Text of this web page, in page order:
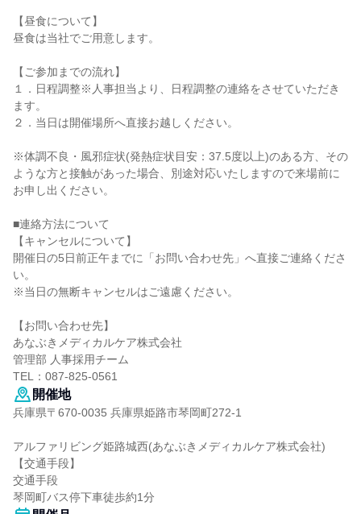
【昼食について】
昼食は当社でご用意します。
【ご参加までの流れ】
１．日程調整※人事担当より、日程調整の連絡をさせていただき
ます。
２．当日は開催場所へ直接お越しください。
※体調不良・風邪症状(発熱症状目安：37.5度以上)のある方、その
ような方と接触があった場合、別途対応いたしますので来場前に
お申し出ください。
■連絡方法について
【キャンセルについて】
開催日の5日前正午までに「お問い合わせ先」へ直接ご連絡くださ
い。
※当日の無断キャンセルはご遠慮ください。
【お問い合わせ先】
あなぶきメディカルケア株式会社
管理部 人事採用チーム
TEL：087-825-0561
開催地
兵庫県〒670-0035 兵庫県姫路市琴岡町272-1
アルファリビング姫路城西(あなぶきメディカルケア株式会社)
【交通手段】
交通手段
琴岡町バス停下車徒歩約1分